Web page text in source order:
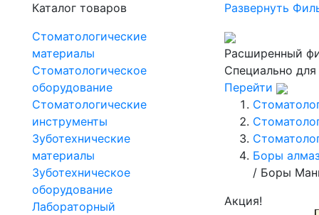
Каталог товаров
Стоматологические
материалы
Стоматологическое
оборудование
Стоматологические
инструменты
Зуботехнические
материалы
Зуботехническое
оборудование
Лабораторный
Развернуть
Расширенный
Специально
Перейти
Боры
/ Боры
Акция!